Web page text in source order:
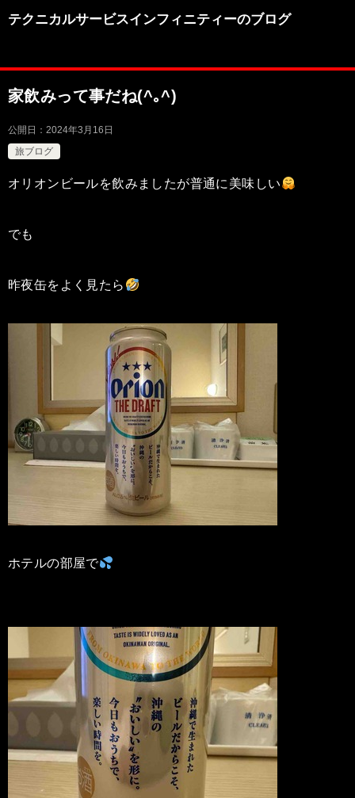
テクニカルサービスインフィニティーのブログ
家飲みって事だね(^｡^)
公開日： 2024年3月16日
旅ブログ
オリオンビールを飲みましたが普通に美味しい
でも
昨夜缶をよく見たら
ホテルの部屋で